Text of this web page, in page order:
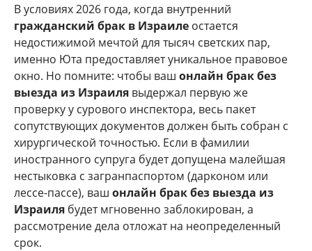
В условиях 2026 года, когда внутренний
гражданский брак в Израиле остается
недостижимой мечтой для тысяч светских пар,
именно Юта предоставляет уникальное правовое
окно. Но помните: чтобы ваш онлайн брак без
выезда из Израиля выдержал первую же
проверку у сурового инспектора, весь пакет
сопутствующих документов должен быть собран с
хирургической точностью. Если в фамилии
иностранного супруга будет допущена малейшая
нестыковка с загранпаспортом (дарконом или
лессе-пассе), ваш онлайн брак без выезда из
Израиля будет мгновенно заблокирован, а
рассмотрение дела отложат на неопределенный
срок.